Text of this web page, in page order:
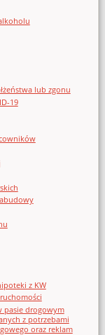
lub zgonu
19
z KW
pasie drogowym
z potrzebami
oraz reklam